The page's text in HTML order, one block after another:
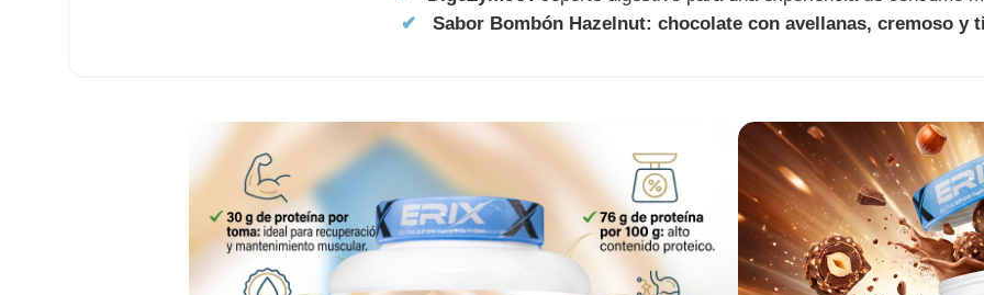
✔
Sabor Bombón Hazelnut: chocolate con avellanas, cremoso y